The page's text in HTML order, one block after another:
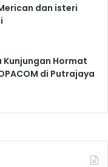
dan isteri
Kunjungan Hormat
di Putrajaya